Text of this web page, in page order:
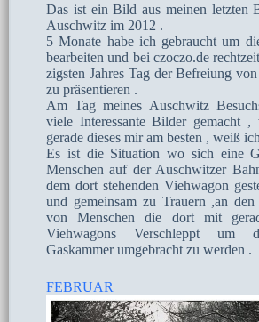
Das ist ein Bild aus meinen letzten
Auschwitz im 2012 .
5 Monate habe ich gebraucht um
bearbeiten und bei czoczo.de
zigsten Jahres Tag der Befreiung
zu präsentieren .
Am Tag meines Auschwitz
viele Interessante Bilder gemacht ,
gerade dieses mir am besten , weiß
Es ist die Situation wo sich eine
Menschen auf der Auschwitzer
dem dort stehenden Viehwagon
und gemeinsam zu Trauern ,an den
von Menschen die dort mit
Viehwagons Verschleppt um
Gaskammer umgebracht zu werden .
FEBRUAR